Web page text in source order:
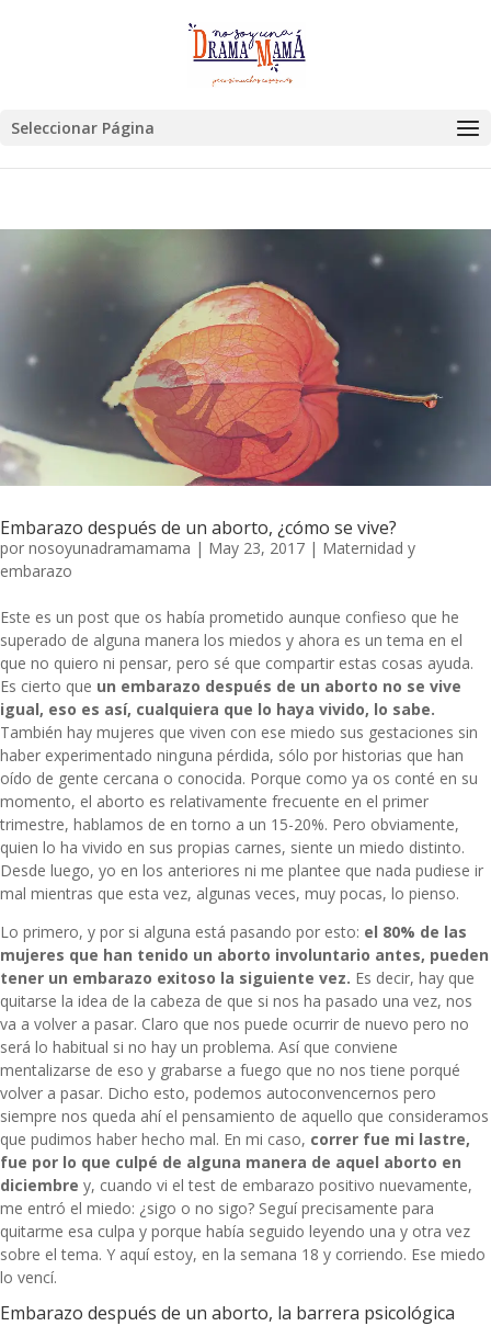
Seleccionar Página
Embarazo después de un aborto, ¿cómo se vive?
por nosoyunadramamama | May 23, 2017 | Maternidad y
embarazo
Este es un post que os había prometido aunque confieso que he
superado de alguna manera los miedos y ahora es un tema en el
que no quiero ni pensar, pero sé que compartir estas cosas ayuda.
Es cierto que un embarazo después de un aborto no se vive
igual, eso es así, cualquiera que lo haya vivido, lo sabe.
También hay mujeres que viven con ese miedo sus gestaciones sin
haber experimentado ninguna pérdida, sólo por historias que han
oído de gente cercana o conocida. Porque como ya os conté en su
momento, el aborto es relativamente frecuente en el primer
trimestre, hablamos de en torno a un 15-20%. Pero obviamente,
quien lo ha vivido en sus propias carnes, siente un miedo distinto.
Desde luego, yo en los anteriores ni me plantee que nada pudiese ir
mal mientras que esta vez, algunas veces, muy pocas, lo pienso.
Lo primero, y por si alguna está pasando por esto: el 80% de las
mujeres que han tenido un aborto involuntario antes, pueden
tener un embarazo exitoso la siguiente vez. Es decir, hay que
quitarse la idea de la cabeza de que si nos ha pasado una vez, nos
va a volver a pasar. Claro que nos puede ocurrir de nuevo pero no
será lo habitual si no hay un problema. Así que conviene
mentalizarse de eso y grabarse a fuego que no nos tiene porqué
volver a pasar. Dicho esto, podemos autoconvencernos pero
siempre nos queda ahí el pensamiento de aquello que consideramos
que pudimos haber hecho mal. En mi caso, correr fue mi lastre,
fue por lo que culpé de alguna manera de aquel aborto en
diciembre y, cuando vi el test de embarazo positivo nuevamente,
me entró el miedo: ¿sigo o no sigo? Seguí precisamente para
quitarme esa culpa y porque había seguido leyendo una y otra vez
sobre el tema. Y aquí estoy, en la semana 18 y corriendo. Ese miedo
lo vencí.
Embarazo después de un aborto, la barrera psicológica